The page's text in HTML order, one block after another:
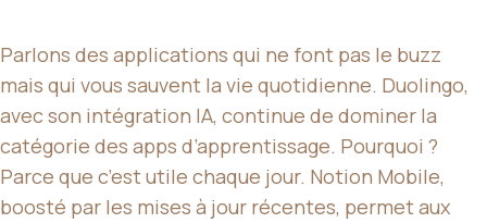
Parlons des applications qui ne font pas le buzz
mais qui vous sauvent la vie quotidienne. Duolingo,
avec son intégration IA, continue de dominer la
catégorie des apps d’apprentissage. Pourquoi ?
Parce que c’est utile chaque jour. Notion Mobile,
boosté par les mises à jour récentes, permet aux